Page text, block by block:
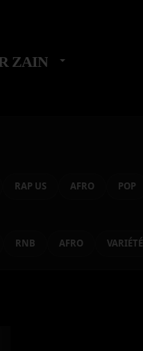
ZAIN
RAP US AFRO POP
RNB AFRO VARIÉTÉ